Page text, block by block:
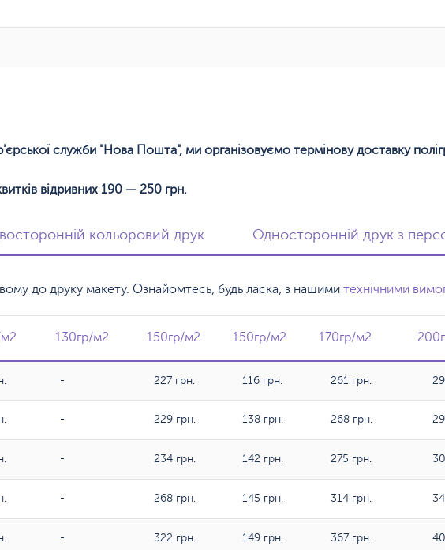
служби "Нова Пошта", ми організовуємо термінову доставку
відривних 190 — 250 грн.
кольоровий друк Односторонній друк з
до друку макету. Ознайомтесь, будь ласка, з нашими технічними
130гр/м2 150гр/м2 150гр/м2 170гр/м2
130гр/м2 150гр/м2 150гр/м2 170гр/м2
- 227 грн. 116 грн. 261 грн.
- 229 грн. 138 грн. 268 грн.
- 234 грн. 142 грн. 275 грн.
- 268 грн. 145 грн. 314 грн.
- 322 грн. 149 грн. 367 грн.